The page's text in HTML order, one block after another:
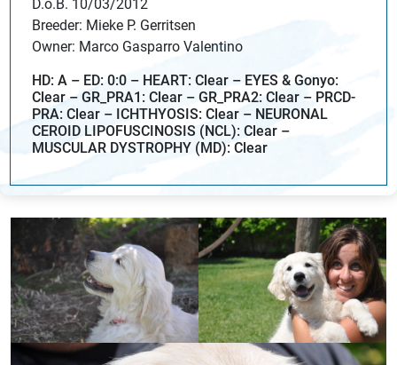
D.o.B. 10/03/2012
Breeder: Mieke P. Gerritsen
Owner: Marco Gasparro Valentino
HD: A – ED: 0:0 – HEART: Clear – EYES & Gonyo:
Clear – GR_PRA1: Clear – GR_PRA2: Clear – PRCD-
PRA: Clear – ICHTHYOSIS: Clear – NEURONAL
CEROID LIPOFUSCINOSIS (NCL): Clear –
MUSCULAR DYSTROPHY (MD): Clear